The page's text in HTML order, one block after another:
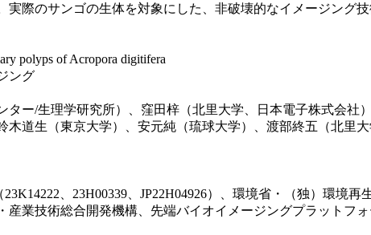
際のサンゴの生体を対象にした、非破壊的なイメージング
polyps of Acropora digitifera
ング
ー/生理学研究所）、窪田梓（北里大学、日本電子株式会社
道生（東京大学）、安元純（琉球大学）、渡部終五（北里
、23H00339、JP22H04926）、環境省・（独）環境
産業技術総合開発機構、先端バイオイメージングプラットフ